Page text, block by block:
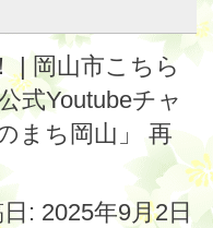
| 岡山市こちら
式Youtubeチャ
まち岡山」 再
: 2025年9月2日